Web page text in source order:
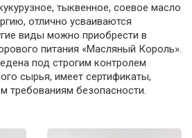
тыквенное, соевое масло
отлично усваиваются
виды можно приобрести в
питания «Масляный Король».
под строгим контролем
сырья, имеет сертификаты,
требованиям безопасности.